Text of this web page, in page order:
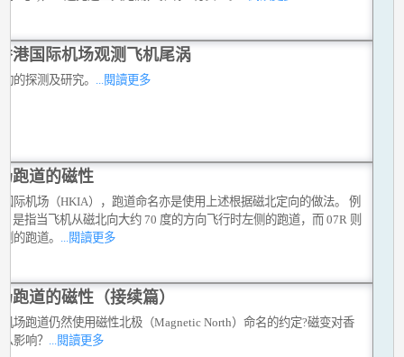
港国际机场观测飞机尾涡
的探测及研究。 ...閱讀更多
跑道的磁性
际机场（HKIA），跑道命名亦是使用上述根据磁北定向的做法。 例
是指当飞机从磁北向大约 70 度的方向飞行时左侧的跑道，而 07R 则
的跑道。
...閱讀更多
跑道的磁性（接续篇）
场跑道仍然使用磁性北极（Magnetic North）命名的约定?磁变对香
影响？
...閱讀更多